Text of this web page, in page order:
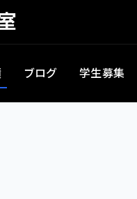
ブログ 学生募集